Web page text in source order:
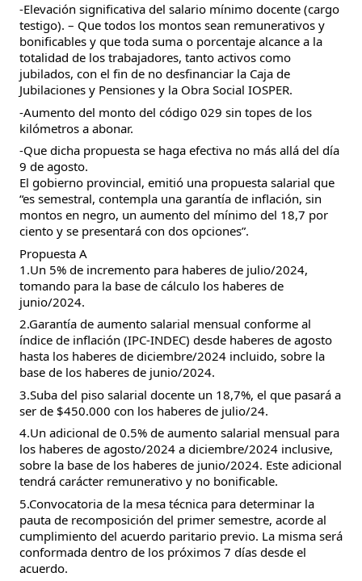
-Elevación significativa del salario mínimo docente (cargo
testigo). – Que todos los montos sean remunerativos y
bonificables y que toda suma o porcentaje alcance a la
totalidad de los trabajadores, tanto activos como
jubilados, con el fin de no desfinanciar la Caja de
Jubilaciones y Pensiones y la Obra Social IOSPER.
-Aumento del monto del código 029 sin topes de los
kilómetros a abonar.
-Que dicha propuesta se haga efectiva no más allá del día
9 de agosto.
El gobierno provincial, emitió una propuesta salarial que
“es semestral, contempla una garantía de inflación, sin
montos en negro, un aumento del mínimo del 18,7 por
ciento y se presentará con dos opciones”.
Propuesta A
1.Un 5% de incremento para haberes de julio/2024,
tomando para la base de cálculo los haberes de
junio/2024.
2.Garantía de aumento salarial mensual conforme al
índice de inflación (IPC-INDEC) desde haberes de agosto
hasta los haberes de diciembre/2024 incluido, sobre la
base de los haberes de junio/2024.
3.Suba del piso salarial docente un 18,7%, el que pasará a
ser de $450.000 con los haberes de julio/24.
4.Un adicional de 0.5% de aumento salarial mensual para
los haberes de agosto/2024 a diciembre/2024 inclusive,
sobre la base de los haberes de junio/2024. Este adicional
tendrá carácter remunerativo y no bonificable.
5.Convocatoria de la mesa técnica para determinar la
pauta de recomposición del primer semestre, acorde al
cumplimiento del acuerdo paritario previo. La misma será
conformada dentro de los próximos 7 días desde el
acuerdo.